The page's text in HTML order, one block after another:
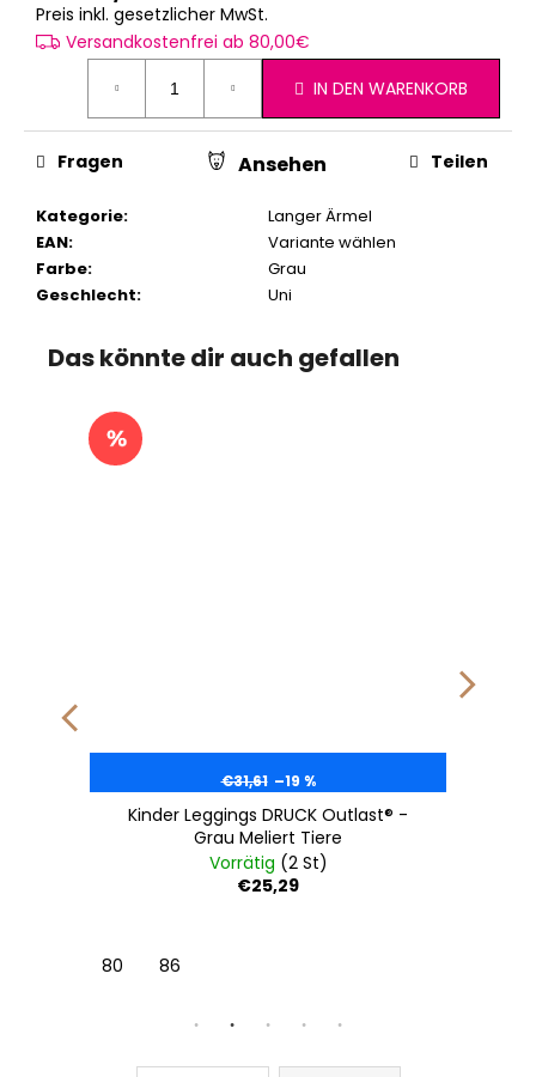
Preis inkl. gesetzlicher MwSt.
Versandkostenfrei ab 80,00€
IN DEN WARENKORB
Kategorie:
Langer Ärmel
EAN:
Variante wählen
Farbe:
Grau
Geschlecht: Uni
Fragen Ansehen Teilen
Das könnte dir auch gefallen
€31,61 –19 %
Kinder Leggings DRUCK Outlast® -
Grau Meliert Tiere
Vorrätig (2 St)
€25,29
80 86